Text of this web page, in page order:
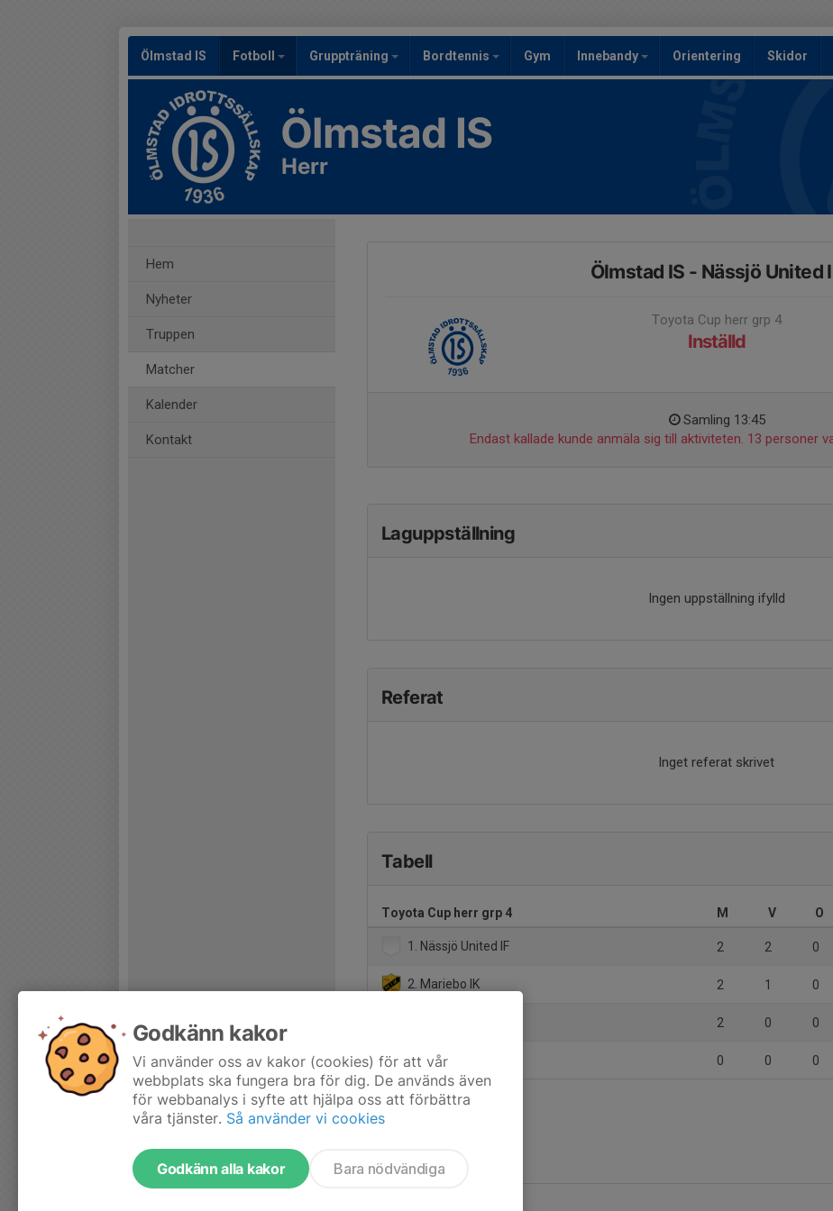
Ölmstad IS Fotboll Gruppträning Bordtennis Gym Innebandy Orientering Skidor
Ölmstad IS
Herr
Hem
Nyheter
Truppen
Matcher
Kalender
Kontakt
Ölmstad IS - Nässjö United
Toyota Cup herr grp 4
Inställd
Samling 13:45
Endast kallade kunde anmäla sig till aktiviteten. 13 personer
Laguppställning
Ingen uppställning ifylld
Referat
Inget referat skrivet
Tabell
Toyota Cup herr grp 4 M V O
1. Nässjö United IF 2 2 0
2. Mariebo IK 2 1 0
2 0 0
4. Ölmstads IS 0 0 0
Godkänn kakor
Vi använder oss av kakor (cookies) för att vår
webbplats ska fungera bra för dig. De används även
för webbanalys i syfte att hjälpa oss att förbättra
våra tjänster. Så använder vi cookies
Godkänn alla kakor Bara nödvändiga